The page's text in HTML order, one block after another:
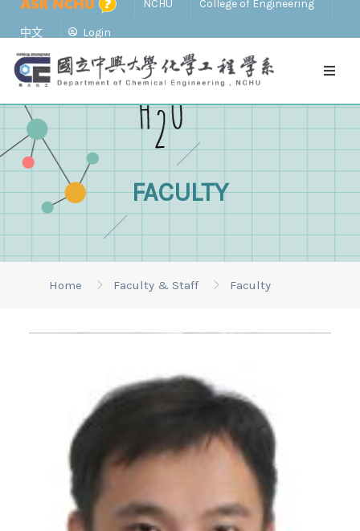
NCHU College of Engineering
中文 Login
FACULTY
Home Faculty & Staff Faculty